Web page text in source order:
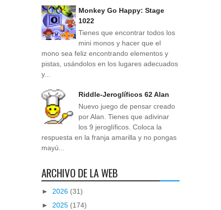
Monkey Go Happy: Stage
1022
Tienes que encontrar todos los
mini monos y hacer que el
mono sea feliz encontrando elementos y
pistas, usándolos en los lugares adecuados
y...
Riddle-Jeroglíficos 62 Alan
Nuevo juego de pensar creado
por Alan. Tienes que adivinar
los 9 jeroglíficos. Coloca la
respuesta en la franja amarilla y no pongas
mayú...
ARCHIVO DE LA WEB
► 2026 (31)
► 2025 (174)